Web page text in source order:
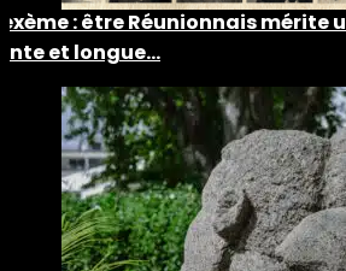
: être Réunionnais mérite
et longue…